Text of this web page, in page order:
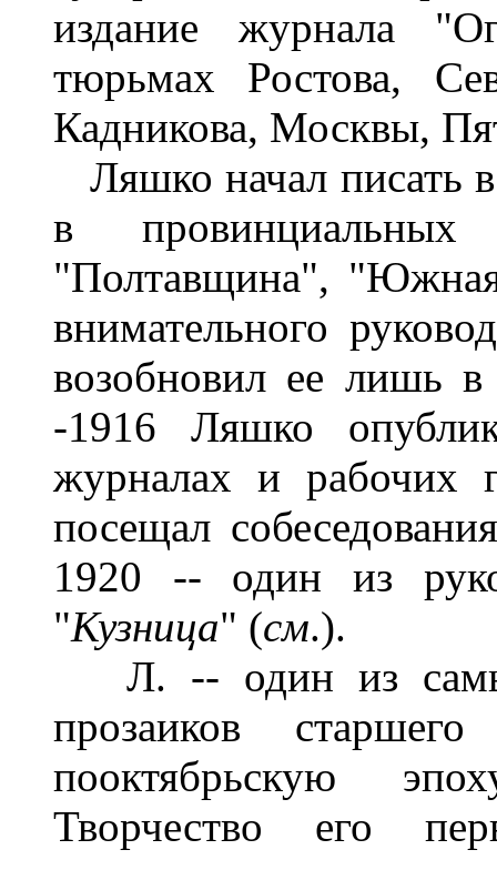
издание журнала
тюрьмах Ростова,
Кадникова, Москвы,
Ляшко начал писать
в
"Полтавщина",
внимательного
возобновил ее лишь
-1916 Ляшко
журналах и рабочих
посещал
1920 -- один из
"Кузница" (см.).
Л. -- один из
прозаиков
пооктябрьскую
Творчество его